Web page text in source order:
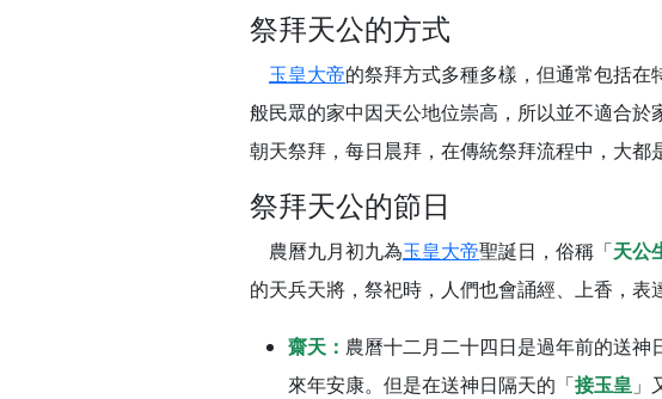
【桃園慈善宮(天公廟)】虎爺元帥
歡迎友廟長官、小編加入我們
歡迎信眾分享您前往廟宇的參拜體
祭拜天公的方式
玉皇大帝的祭拜方式多種多樣，但通常包括
般民眾的家中因天公地位崇高，所以並不適合
朝天祭拜，每日晨拜，在傳統祭拜流程中，大都
祭拜天公的節日
農曆九月初九為玉皇大帝聖誕日，俗稱「天公
的天兵天將，祭祀時，人們也會誦經、上香，表
齋天： 農曆十二月二十四日是過年前的送
來年安康。但是在送神日隔天的「接玉皇 」